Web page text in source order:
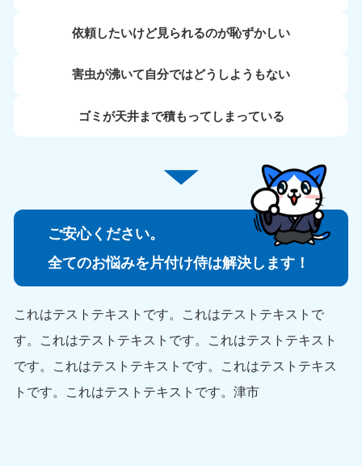
依頼したいけど見られるのが恥ずかしい
害虫が沸いて自分ではどうしようもない
ゴミが天井まで積もってしまっている
ご安心ください。
全てのお悩みを片付け侍は解決します！
これはテストテキストです。これはテストテキストで
す。これはテストテキストです。これはテストテキスト
です。これはテストテキストです。これはテストテキス
トです。これはテストテキストです。津市